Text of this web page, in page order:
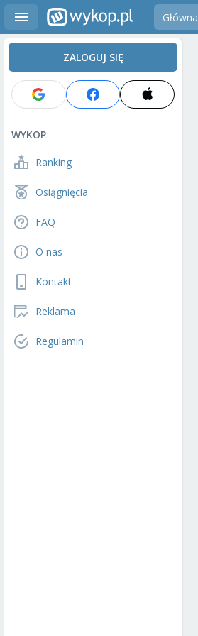
Główna
ZALOGUJ SIĘ
WYKOP
Ranking
Osiągnięcia
FAQ
O nas
Kontakt
Reklama
Regulamin